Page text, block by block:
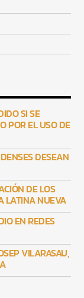
SI SE
POR EL USO DE
DESEAN
DE LOS
LATINA NUEVA
EN REDES
VILARASAU,